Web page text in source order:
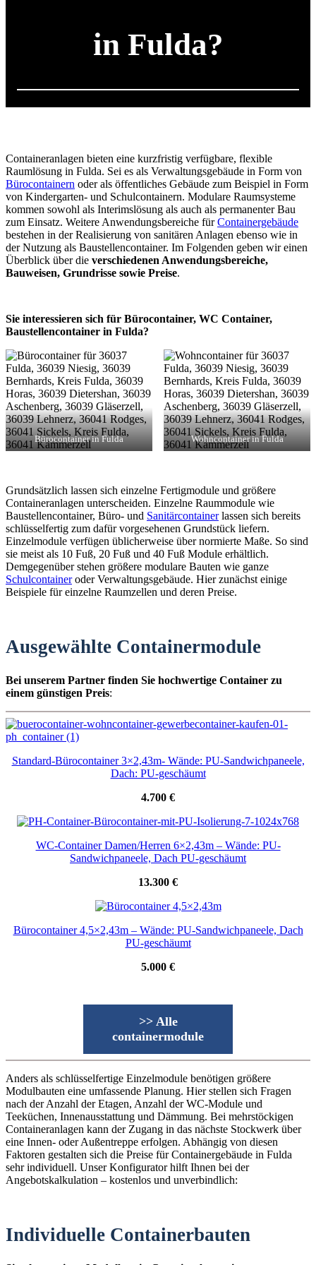
in Fulda?
Containeranlagen bieten eine kurzfristig verfügbare, flexible
Raumlösung in Fulda. Sei es als Verwaltungsgebäude in Form von
Bürocontainern oder als öffentliches Gebäude zum Beispiel in Form
von Kindergarten- und Schulcontainern. Modulare Raumsysteme
kommen sowohl als Interimslösung als auch als permanenter Bau
zum Einsatz. Weitere Anwendungsbereiche fürContainergebäude
bestehen in der Realisierung von sanitären Anlagen ebenso wie in
der Nutzung als Baustellencontainer. Im Folgenden geben wir einen
Überblick über die verschiedenen Anwendungsbereiche,
Bauweisen, Grundrisse sowie Preise.
Sie interessieren sich für Bürocontainer, WC Container,
Baustellencontainer in Fulda?
Bürocontainer in Fulda Wohncontainer in Fulda
Grundsätzlich lassen sich einzelne Fertigmodule und größere
Containeranlagen unterscheiden. Einzelne Raummodule wie
Baustellencontainer, Büro- und Sanitärcontainerlassen sich bereits
schlüsselfertig zum dafür vorgesehenen Grundstück liefern.
Einzelmodule verfügen üblicherweise über normierte Maße. So sind
sie meist als 10 Fuß, 20 Fuß und 40 Fuß Module erhältlich.
Demgegenüber stehen größere modulare Bauten wie ganze
Schulcontaineroder Verwaltungsgebäude. Hier zunächst einige
Beispiele für einzelne Raumzellen und deren Preise.
Ausgewählte Containermodule
Bei unserem Partner finden Sie hochwertige Container zu
einem günstigen Preis:
Standard-Bürocontainer 3×2,43m- Wände: PU-Sandwichpaneele,
Dach: PU-geschäumt
4.700 €
WC-Container Damen/Herren 6×2,43m – Wände: PU-
Sandwichpaneele, Dach PU-geschäumt
13.300 €
Bürocontainer 4,5×2,43m – Wände: PU-Sandwichpaneele, Dach
PU-geschäumt
5.000 €
>> Alle
containermodule
Anders als schlüsselfertige Einzelmodule benötigen größere
Modulbauten eine umfassende Planung. Hier stellen sich Fragen
nach der Anzahl der Etagen, Anzahl der WC-Module und
Teeküchen, Innenausstattung und Dämmung. Bei mehrstöckigen
Containeranlagen kann der Zugang in das nächste Stockwerk über
eine Innen- oder Außentreppe erfolgen. Abhängig von diesen
Faktoren gestalten sich die Preise für Containergebäude in Fulda
sehr individuell. Unser Konfigurator hilft Ihnen bei der
Angebotskalkulation – kostenlos und unverbindlich:
Individuelle Containerbauten